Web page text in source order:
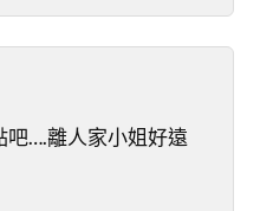
吧….離人家小姐好遠